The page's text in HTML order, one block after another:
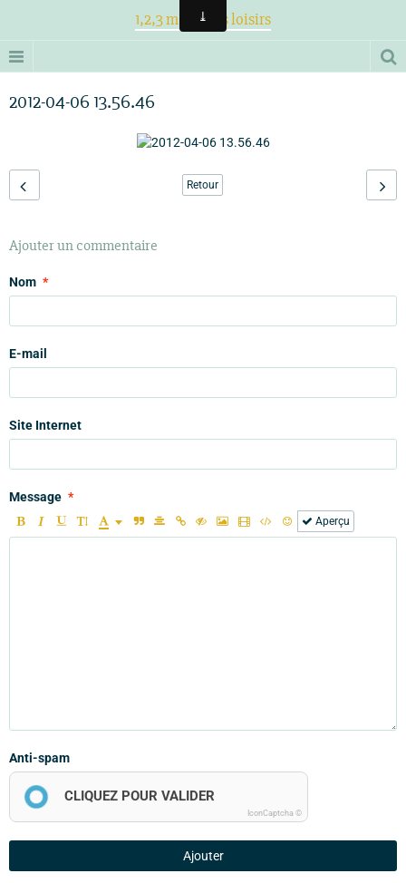
1,2,3 magiques loisirs
2012-04-06 13.56.46
Retour
Ajouter un commentaire
Nom
E-mail
Site Internet
Message
Aperçu
Anti-spam
CLIQUEZ POUR VALIDER
IconCaptcha ©
Ajouter